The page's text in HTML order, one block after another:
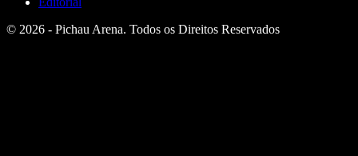
© 2026 - Pichau Arena. Todos os Direitos Reservados